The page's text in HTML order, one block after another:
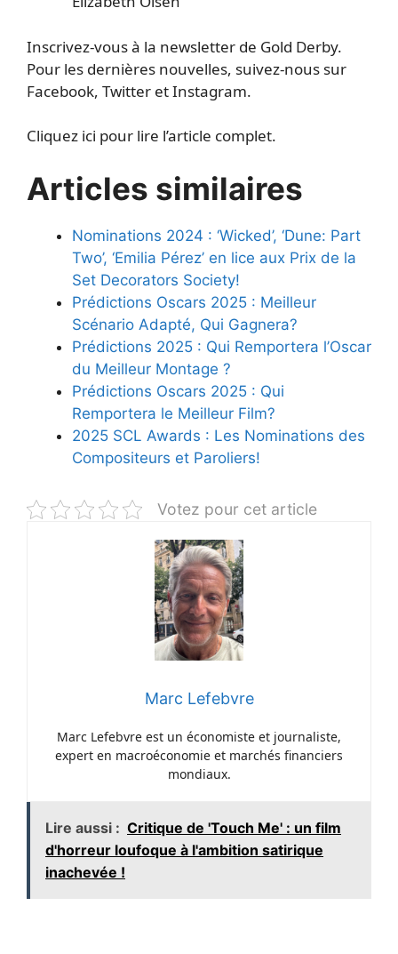
Inscrivez-vous à la newsletter de Gold Derby.
Pour les dernières nouvelles, suivez-nous sur
Facebook, Twitter et Instagram.
Cliquez ici pour lire l’article complet.
Articles similaires
Nominations 2024 : ‘Wicked’, ‘Dune: Part
Two’, ‘Emilia Pérez’ en lice aux Prix de la
Set Decorators Society!
Prédictions Oscars 2025 : Meilleur
Scénario Adapté, Qui Gagnera?
Prédictions 2025 : Qui Remportera l’Oscar
du Meilleur Montage ?
Prédictions Oscars 2025 : Qui
Remportera le Meilleur Film?
2025 SCL Awards : Les Nominations des
Compositeurs et Paroliers!
Votez pour cet article
Marc Lefebvre
Marc Lefebvre est un économiste et journaliste,
expert en macroéconomie et marchés financiers
mondiaux.
Lire aussi : Critique de 'Touch Me' : un film
d'horreur loufoque à l'ambition satirique
inachevée !